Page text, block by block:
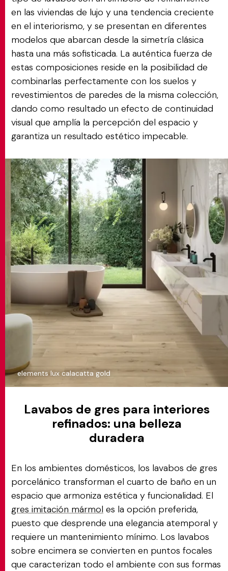
elements lux calacatta gold
en las viviendas de lujo y una tendencia creciente
en el interiorismo, y se presentan en diferentes
modelos que abarcan desde la simetría clásica
hasta una más sofisticada. La auténtica fuerza de
estas composiciones reside en la posibilidad de
combinarlas perfectamente con los suelos y
revestimientos de paredes de la misma colección,
dando como resultado un efecto de continuidad
visual que amplía la percepción del espacio y
garantiza un resultado estético impecable.
Lavabos de gres para interiores
refinados: una belleza
duradera
En los ambientes domésticos, los lavabos de gres
porcelánico transforman el cuarto de baño en un
espacio que armoniza estética y funcionalidad. El
gres imitación mármol es la opción preferida,
puesto que desprende una elegancia atemporal y
requiere un mantenimiento mínimo. Los lavabos
sobre encimera se convierten en puntos focales
que caracterizan todo el ambiente con sus formas